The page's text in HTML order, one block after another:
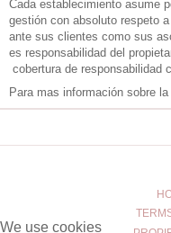
Cada establecimiento asume
gestión con absoluto respeto
ante sus clientes como sus
es responsabilidad del
cobertura de responsabilidad
Para mas información sobre
We use cookies